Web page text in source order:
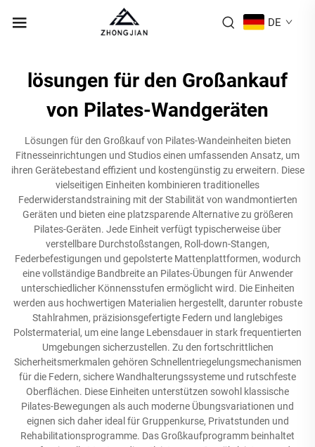
DE
lösungen für den Großankauf
von Pilates-Wandgeräten
Lösungen für den Großkauf von Pilates-Wandeinheiten bieten
Fitnesseinrichtungen und Studios einen umfassenden Ansatz, um
ihren Gerätebestand effizient und kostengünstig zu erweitern. Diese
vielseitigen Einheiten kombinieren traditionelles
Federwiderstandstraining mit der Stabilität von wandmontierten
Geräten und bieten eine platzsparende Alternative zu größeren
Pilates-Geräten. Jede Einheit verfügt typischerweise über
verstellbare Durchstoßstangen, Roll-down-Stangen,
Federbefestigungen und gepolsterte Mattenplattformen, wodurch
eine vollständige Bandbreite an Pilates-Übungen für Anwender
unterschiedlicher Könnensstufen ermöglicht wird. Die Einheiten
werden aus hochwertigen Materialien hergestellt, darunter robuste
Stahlrahmen, präzisionsgefertigte Federn und langlebiges
Polstermaterial, um eine lange Lebensdauer in stark frequentierten
Umgebungen sicherzustellen. Zu den fortschrittlichen
Sicherheitsmerkmalen gehören Schnellentriegelungsmechanismen
für die Federn, sichere Wandhalterungssysteme und rutschfeste
Oberflächen. Diese Einheiten unterstützen sowohl klassische
Pilates-Bewegungen als auch moderne Übungsvariationen und
eignen sich daher ideal für Gruppenkurse, Privatstunden und
Rehabilitationsprogramme. Das Großkaufprogramm beinhaltet